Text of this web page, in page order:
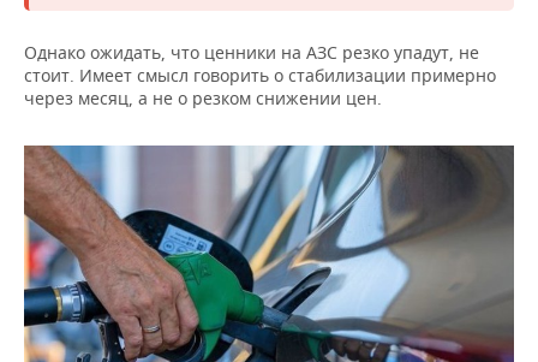
Однако ожидать, что ценники на АЗС резко упадут, не
стоит. Имеет смысл говорить о стабилизации примерно
через месяц, а не о резком снижении цен.